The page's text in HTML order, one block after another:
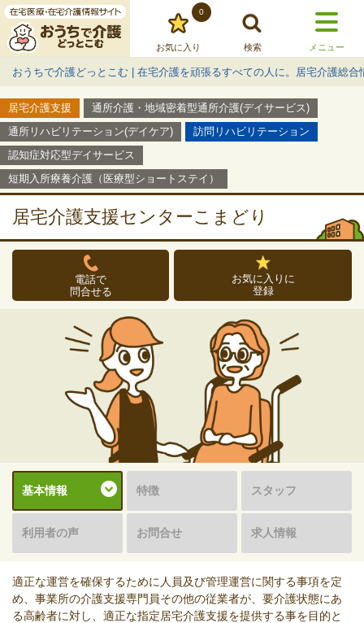
お気に入り
0
検索 メニュー
おうちで介護どっとこむ | 在宅介護を頑張るすべての人に。居宅介護総合
居宅介護支援
通所介護・地域密着型通所介護(デイサービス)
通所リハビリテーション(デイケア)
訪問リハビリテーション
認知症対応型デイサービス
短期入所療養介護（医療型ショートステイ）
居宅介護支援センターこまどり
電話で
問合せる
お気に入りに
登録
基本情報 特徴 スタッフ
利用者の声 お問合せ 求人情報
適正な運営を確保するために人員及び管理運営に関する事項を定
め、事業所の介護支援専門員その他の従業者が、要介護状態にあ
る高齢者に対し、適正な指定居宅介護支援を提供する事を目的と